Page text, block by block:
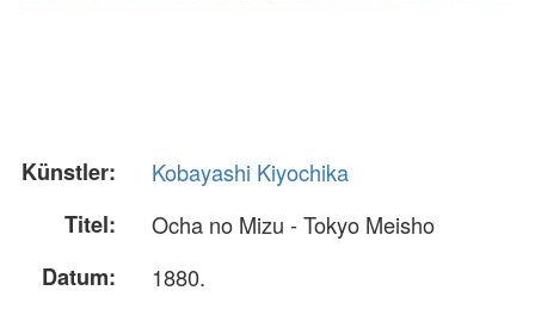
Künstler:
Kobayashi Kiyochika
Titel:
Ocha no Mizu - Tokyo Meisho
Datum:
1880.